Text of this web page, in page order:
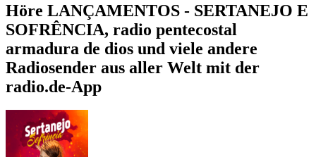
Höre LANÇAMENTOS - SERTANEJO E
SOFRÊNCIA, radio pentecostal
armadura de dios und viele andere
Radiosender aus aller Welt mit der
radio.de-App